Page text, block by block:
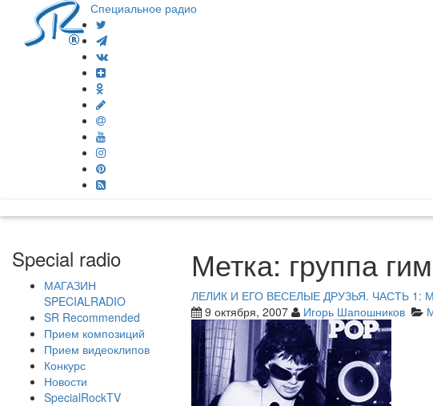
Специальное радио
Special radio
МАГАЗИН
SPECIALRADIO
SR Recommended
Прием композиций
Прием видеоклипов
Конкурс
Новости
SpecialRockTV
Метка: группа
ЛЕЛИК И ЕГО ВЕСЕЛЫЕ ДРУЗЬЯ. ЧАСТЬ
9 октября, 2007
Игорь Шапошников